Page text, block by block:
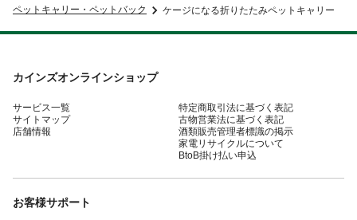
ペットキャリー・ペットバック
ケージになる折りたたみペットキャリー
カインズオンラインショップ
サービス一覧
サイトマップ
店舗情報
特定商取引法に基づく表記
古物営業法に基づく表記
酒類販売管理者標識の掲示
家電リサイクルについて
BtoB掛け払い申込
お客様サポート